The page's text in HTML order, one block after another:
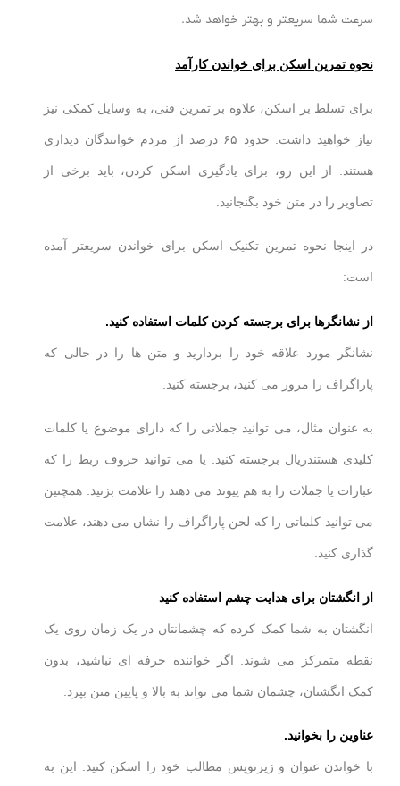
سرعت شما سریعتر و بهتر خواهد شد.
نحوه تمرین اسکن برای خواندن کارآمد
برای تسلط بر اسکن، علاوه بر تمرین فنی، به وسایل کمکی نیز
نیاز خواهید داشت. حدود ۶۵ درصد از مردم خوانندگان دیداری
هستند. از این رو، برای یادگیری اسکن کردن، باید برخی از
تصاویر را در متن خود بگنجانید.
در اینجا نحوه تمرین تکنیک اسکن برای خواندن سریعتر آمده
است:
از نشانگرها برای برجسته کردن کلمات استفاده کنید.
نشانگر مورد علاقه خود را بردارید و متن ها را در حالی که
پاراگراف را مرور می کنید، برجسته کنید.
به عنوان مثال، می توانید جملاتی را که دارای موضوع یا کلمات
کلیدی هستندريال برجسته کنید. یا می توانید حروف ربط را که
عبارات یا جملات را به هم پیوند می دهند را علامت بزنید. همچنین
می توانید کلماتی را که لحن پاراگراف را نشان می دهند، علامت
گذاری کنید.
از انگشتان برای هدایت چشم استفاده کنید
انگشتان به شما کمک کرده که چشمانتان در یک زمان روی یک
نقطه متمرکز می شوند. اگر خواننده حرفه ای نباشید، بدون
کمک انگشتان، چشمان شما می تواند به بالا و پایین متن بپرد.
عناوین را بخوانید.
با خواندن عنوان و زیرنویس مطالب خود را اسکن کنید. این به